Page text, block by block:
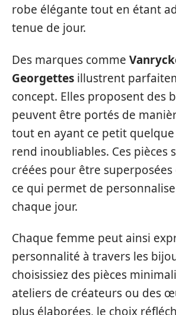
robe élégante tout en étant
tenue de jour.
Des marques comme
Georgettes illustrent
concept. Elles proposent des
peuvent être portés de
tout en ayant ce petit
rend inoubliables. Ces pièces
créées pour être superposées
ce qui permet de
chaque jour.
Chaque femme peut ainsi
personnalité à travers les
choisissiez des pièces
ateliers de créateurs ou des
plus élaborées, le choix